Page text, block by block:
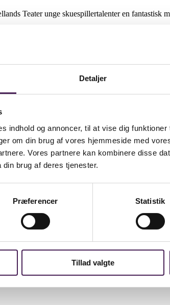
Detaljer
indhold og annoncer, til at vise dig
om din brug af vores hjemmeside med
Vores partnere kan kombinere disse
brug af deres tjenester.
Præferencer Statistik
Tillad valgte
Teater unge skuespillertalenter en
you need a place to stay close to the school?
choice for you
af uddannelse. F.eks. alt om fester, faciliteter,